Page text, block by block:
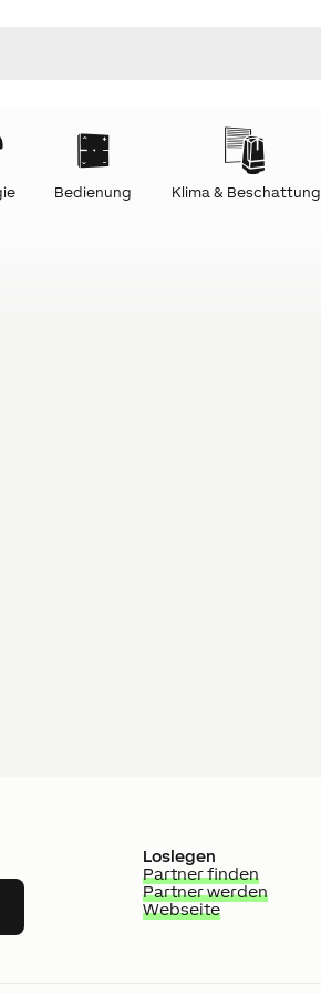
Bedienung Klima & Beschattung
Loslegen
Partner finden
Partner werden
Webseite